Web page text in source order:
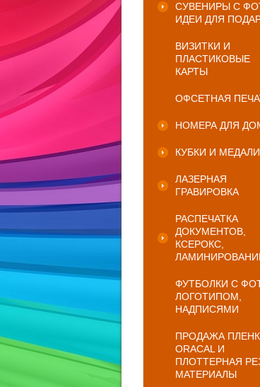
СУВЕНИРЫ С
ИДЕИ ДЛЯ
ВИЗИТКИ И
ПЛАСТИКОВЫЕ
КАРТЫ
ОФСЕТНАЯ
НОМЕРА ДЛЯ
КУБКИ И МЕДАЛИ
ЛАЗЕРНАЯ
ГРАВИРОВКА
РАСПЕЧАТКА
ДОКУМЕНТОВ,
КСЕРОКС,
ФУТБОЛКИ С
ЛОГОТИПОМ,
НАДПИСЯМИ
ПРОДАЖА
ORACAL И
ПЛОТТЕРНАЯ
МАТЕРИАЛЫ